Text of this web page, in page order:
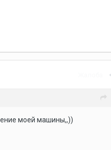
моей машины,,))